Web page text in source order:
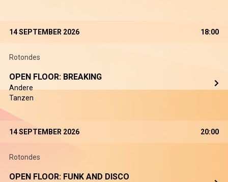
14 SEPTEMBER 2026 18:00
Rotondes
OPEN FLOOR: BREAKING
Andere
Tanzen
14 SEPTEMBER 2026 20:00
Rotondes
OPEN FLOOR: FUNK AND DISCO